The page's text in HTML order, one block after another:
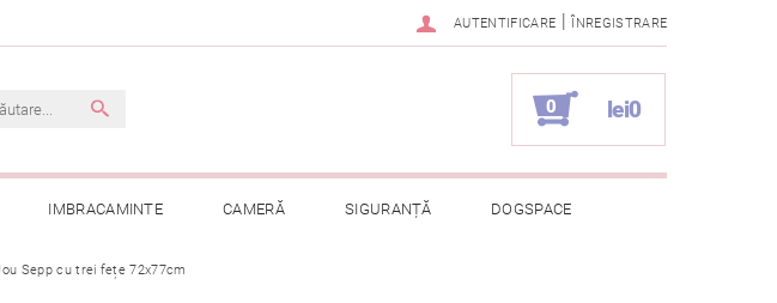
AUTENTIFICARE | ÎNREGISTRARE
0 lei0
IMBRACAMINTE CAMERĂ SIGURANȚĂ DOGSPACE
PRELUCRAREA DATELOR CU CARACTER PERSONAL
Sepp cu trei fețe 72x77cm